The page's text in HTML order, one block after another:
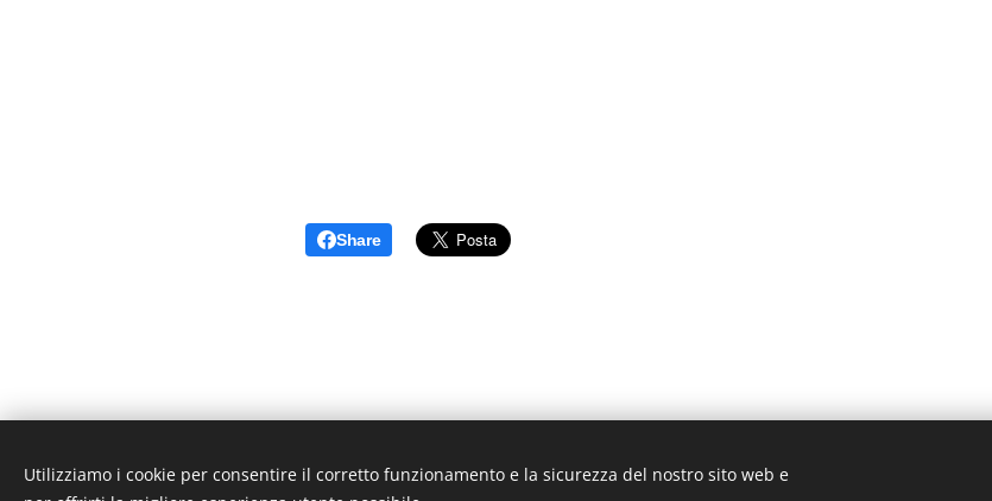
Share
© 2019 www.artistionline.tv
Utilizziamo i cookie per consentire il corretto funzionamento e la sicurezza del nostro sito web e